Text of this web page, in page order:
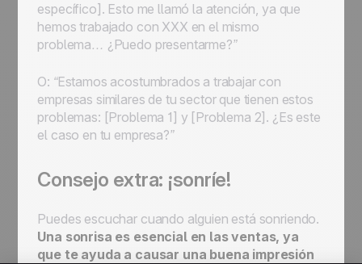
específico]. Esto me llamó la atención, ya que
hemos trabajado con XXX en el mismo
problema… ¿Puedo presentarme?”
O: “Estamos acostumbrados a trabajar con
empresas similares de tu sector que tienen estos
problemas: [Problema 1] y [Problema 2]. ¿Es este
el caso en tu empresa?”
Consejo extra: ¡sonríe!
Puedes escuchar cuando alguien está sonriendo.
Una sonrisa es esencial en las ventas, ya
que te ayuda a causar una buena impresión